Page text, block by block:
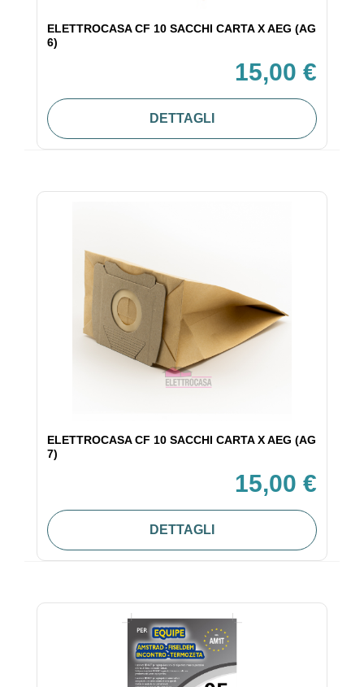
ELETTROCASA CF 10 SACCHI CARTA X AEG (AG
6)
15,00 €
DETTAGLI
ELETTROCASA CF 10 SACCHI CARTA X AEG (AG
7)
15,00 €
DETTAGLI